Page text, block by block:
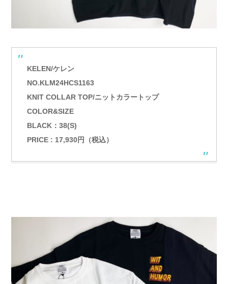
KELEN/ケレン
NO.KLM24HCS1163
KNIT COLLAR TOP/ニットカラートップ
COLOR&SIZE
BLACK：38(S)
PRICE : 17,930円（税込）